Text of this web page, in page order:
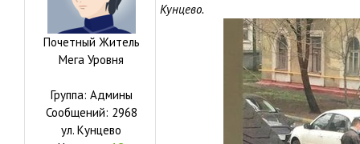
Почетный Житель
Мега Уровня
Группа: Админы
Сообщений: 2968
ул. Кунцево
Кунцево.